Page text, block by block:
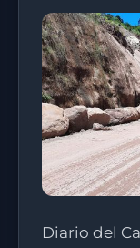
Diario del